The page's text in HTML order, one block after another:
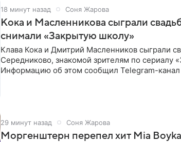
18 минут назад Соня Жарова
Кока и Масленникова сыграли
снимали «Закрытую школу»
Клава Кока и Дмитрий Масленников сыграли
Середниково, знакомой зрителям по сериалу
Информацию об этом сообщил Telegram-
29 минут назад Соня Жарова
Моргенштерн перепел хит Mia